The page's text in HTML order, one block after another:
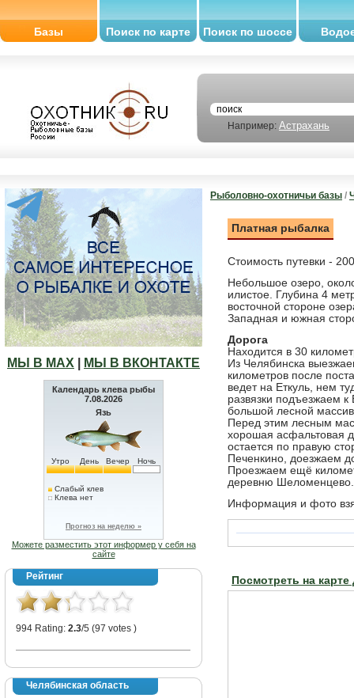
Базы Поиск по карте Поиск по шоссе
Например: Астрахань
МЫ В МАХ МЫ В ВКОНТАКТЕ
Календарь клева рыбы
7.08.2026
Язь
Утро День Вечер Ночь
Слабый клев
Клева нет
Прогноз на неделю »
Можете разместить этот информер у себя на
сайте
Рейтинг
994 Rating: 2.3/5 (97 votes )
Челябинская область
Рыболовно-охотничьи базы /
Платная рыбалка
Стоимость путевки -
Небольшое озеро,
илистое. Глубина 4
восточной стороне
Западная и южная
Дорога
Находится в 30
Из Челябинска
километров после
ведет на Еткуль, нем
развязки подъезжаем
большой лесной
Перед этим лесным
хорошая асфальтовая
остается по правую
Печенкино, доезжаем
Проезжаем ещё
деревню Шеломенцево.
Информация и фото
Посмотреть на